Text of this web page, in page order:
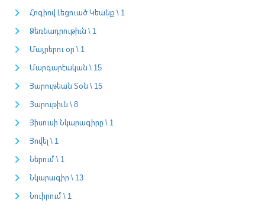
Հոգիով Լեցուած Կեանք \ 1
Ձեռնադրութիւն \ 1
Մայրերու օր \ 1
Մարգարէական \ 15
Յարութեան Տօն \ 15
Յարութիւն \ 8
Յիսուսի Նկարագիրը \ 1
Յովել \ 1
Ներում \ 1
Նկարագիր \ 13
Նուիրում \ 1